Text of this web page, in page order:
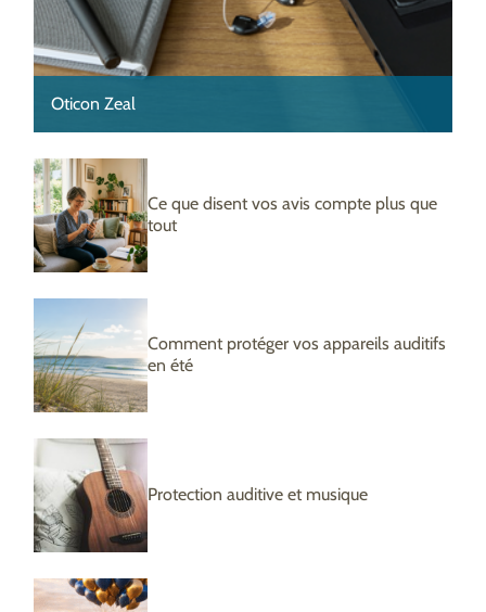
Oticon Zeal
Ce que disent vos avis compte plus que
tout
Comment protéger vos appareils auditifs
en été
Protection auditive et musique